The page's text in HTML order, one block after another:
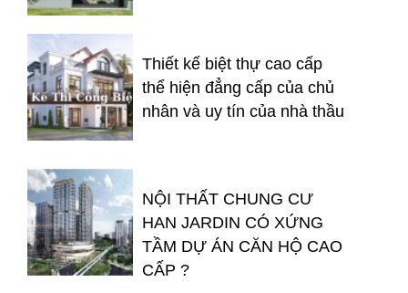
Thiết kế biệt thự cao cấp
thể hiện đẳng cấp của chủ
nhân và uy tín của nhà thầu
NỘI THẤT CHUNG CƯ
HAN JARDIN CÓ XỨNG
TẦM DỰ ÁN CĂN HỘ CAO
CẤP ?